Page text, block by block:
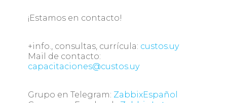
¡Estamos en contacto!
+info., consultas, currícula: custos.uy
Mail de contacto:
capacitaciones@custos.uy
Grupo en Telegram: ZabbixEspañol